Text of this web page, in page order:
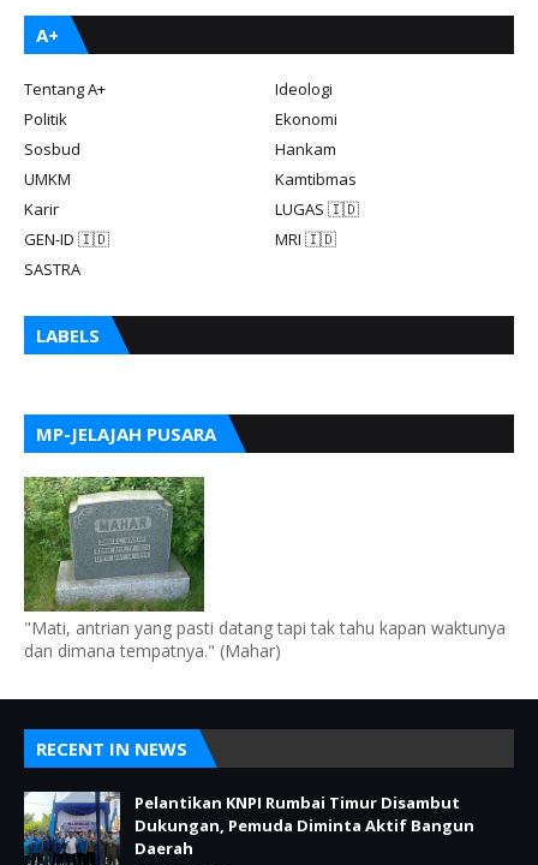
A+
Tentang A+
Ideologi
Politik
Ekonomi
Sosbud
Hankam
UMKM
Kamtibmas
Karir
LUGAS 🇮🇩
GEN-ID 🇮🇩
MRI 🇮🇩
SASTRA
LABELS
MP-JELAJAH PUSARA
"Mati, antrian yang pasti datang tapi tak tahu kapan waktunya
dan dimana tempatnya." (Mahar)
RECENT IN NEWS
Pelantikan KNPI Rumbai Timur Disambut
Dukungan, Pemuda Diminta Aktif Bangun
Daerah